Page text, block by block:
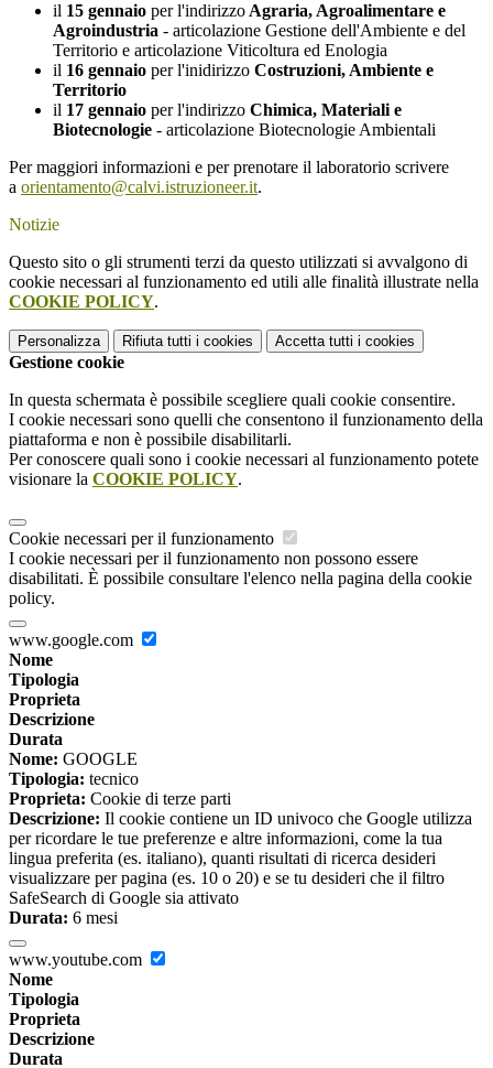
il 15 gennaio per l'indirizzo Agraria, Agroalimentare e
Agroindustria - articolazione Gestione dell'Ambiente e del
Territorio e articolazione Viticoltura ed Enologia
il 16 gennaio per l'inidirizzo Costruzioni, Ambiente e
Territorio
il 17 gennaio per l'indirizzo Chimica, Materiali e
Biotecnologie - articolazione Biotecnologie Ambientali
Per maggiori informazioni e per prenotare il laboratorio scrivere
a orientamento@calvi.istruzioneer.it.
Notizie
Questo sito o gli strumenti terzi da questo utilizzati si avvalgono di
cookie necessari al funzionamento ed utili alle finalità illustrate nella
COOKIE POLICY.
Personalizza Rifiuta tutti i cookies Accetta tutti i cookies
Gestione cookie
In questa schermata è possibile scegliere quali cookie consentire.
I cookie necessari sono quelli che consentono il funzionamento della
piattaforma e non è possibile disabilitarli.
Per conoscere quali sono i cookie necessari al funzionamento potete
visionare la COOKIE POLICY.
Cookie necessari per il funzionamento
I cookie necessari per il funzionamento non possono essere
disabilitati. È possibile consultare l'elenco nella pagina della cookie
policy.
www.google.com
Nome
Tipologia
Proprieta
Descrizione
Durata
Nome: GOOGLE
Tipologia: tecnico
Proprieta: Cookie di terze parti
Descrizione: Il cookie contiene un ID univoco che Google utilizza
per ricordare le tue preferenze e altre informazioni, come la tua
lingua preferita (es. italiano), quanti risultati di ricerca desideri
visualizzare per pagina (es. 10 o 20) e se tu desideri che il filtro
SafeSearch di Google sia attivato
Durata: 6 mesi
www.youtube.com
Nome
Tipologia
Proprieta
Descrizione
Durata